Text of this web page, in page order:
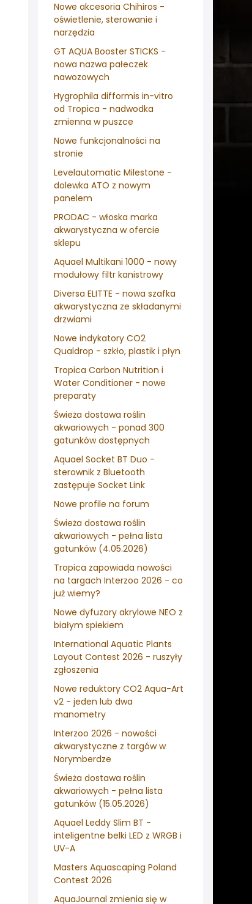
Nowe akcesoria Chihiros -
oświetlenie, sterowanie i
narzędzia
GT AQUA Booster STICKS -
nowa nazwa pałeczek
nawozowych
Hygrophila difformis in-vitro
od Tropica - nadwodka
zmienna w puszce
Nowe funkcjonalności na
stronie
Levelautomatic Milestone -
dolewka ATO z nowym
panelem
PRODAC - włoska marka
akwarystyczna w ofercie
sklepu
Aquael Multikani 1000 - nowy
modułowy filtr kanistrowy
Diversa ELITTE - nowa szafka
akwarystyczna ze składanymi
drzwiami
Nowe indykatory CO2
Qualdrop - szkło, plastik i płyn
Tropica Carbon Nutrition i
Water Conditioner - nowe
preparaty
Świeża dostawa roślin
akwariowych - ponad 300
gatunków dostępnych
Aquael Socket BT Duo -
sterownik z Bluetooth
zastępuje Socket Link
Nowe profile na forum
Świeża dostawa roślin
akwariowych - pełna lista
gatunków (4.05.2026)
Tropica zapowiada nowości
na targach Interzoo 2026 - co
już wiemy?
Nowe dyfuzory akrylowe NEO z
białym spiekiem
International Aquatic Plants
Layout Contest 2026 - ruszyły
zgłoszenia
Nowe reduktory CO2 Aqua-Art
v2 - jeden lub dwa
manometry
Interzoo 2026 - nowości
akwarystyczne z targów w
Norymberdze
Świeża dostawa roślin
akwariowych - pełna lista
gatunków (15.05.2026)
Aquael Leddy Slim BT -
inteligentne belki LED z WRGB i
UV-A
Masters Aquascaping Poland
Contest 2026
AquaJournal zmienia się w